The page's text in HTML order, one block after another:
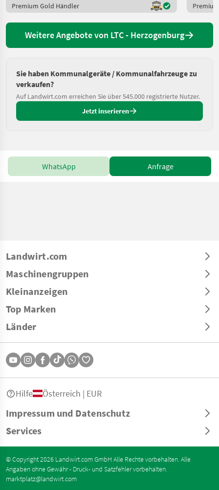
Premium Gold Händler
Weitere Angebote von LTC - Herzogenburg
Sie haben Kommunalgeräte / Kommunalfahrzeuge zu
verkaufen?
Auf Landwirt.com erreichen Sie über 545.000 registrierte Nutzer.
Jetzt inserieren
WhatsApp Anfrage
Landwirt.com
Maschinengruppen
Kleinanzeigen
Top Marken
Länder
Impressum und Datenschutz
Services
Hilfe Österreich | EUR
© Copyright 2026 Landwirt.com GmbH Alle Rechte vorbehalten. Alle
Angaben ohne Gewähr - Druck- und Satzfehler vorbehalten.
marktplatz@landwirt.com